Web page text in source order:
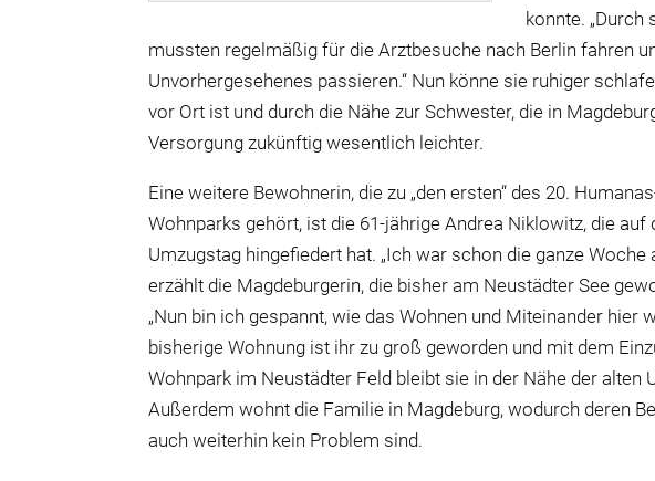
konnte. „Durch
mussten regelmäßig für die Arztbesuche nach Berlin fahren
Unvorhergesehenes passieren.“ Nun könne sie ruhiger
vor Ort ist und durch die Nähe zur Schwester, die in
Versorgung zukünftig wesentlich leichter.
Eine weitere Bewohnerin, die zu „den ersten“ des 20.
Wohnparks gehört, ist die 61-jährige Andrea Niklowitz, die auf
Umzugstag hingefiedert hat. „Ich war schon die ganze Woche
erzählt die Magdeburgerin, die bisher am Neustädter See
„Nun bin ich gespannt, wie das Wohnen und Miteinander hier
bisherige Wohnung ist ihr zu groß geworden und mit dem
Wohnpark im Neustädter Feld bleibt sie in der Nähe der alten
Außerdem wohnt die Familie in Magdeburg, wodurch deren
auch weiterhin kein Problem sind.